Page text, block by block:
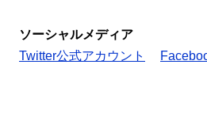
ソーシャルメディア
Twitter公式アカウント